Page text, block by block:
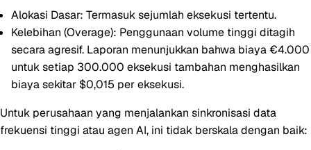
Alokasi Dasar: Termasuk sejumlah eksekusi tertentu.
Kelebihan (Overage): Penggunaan volume tinggi ditagih
secara agresif. Laporan menunjukkan bahwa biaya €4.000
untuk setiap 300.000 eksekusi tambahan menghasilkan
biaya sekitar $0,015 per eksekusi.
Untuk perusahaan yang menjalankan sinkronisasi data
frekuensi tinggi atau agen AI, ini tidak berskala dengan baik: